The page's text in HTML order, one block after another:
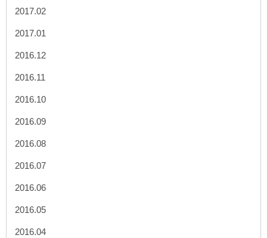
2017.02
2017.01
2016.12
2016.11
2016.10
2016.09
2016.08
2016.07
2016.06
2016.05
2016.04